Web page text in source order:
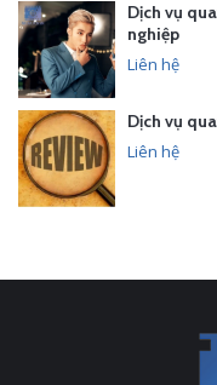
Dịch vụ
nghiệp
Liên hệ
Dịch vụ
Liên hệ